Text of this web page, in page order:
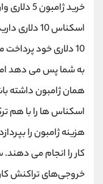
خرید
اسکناس 10
به شما پس می دهد
همان ژامبون داشته
هزینه ژامبون را
کار را انجام می
خروجی‌های تراکنش